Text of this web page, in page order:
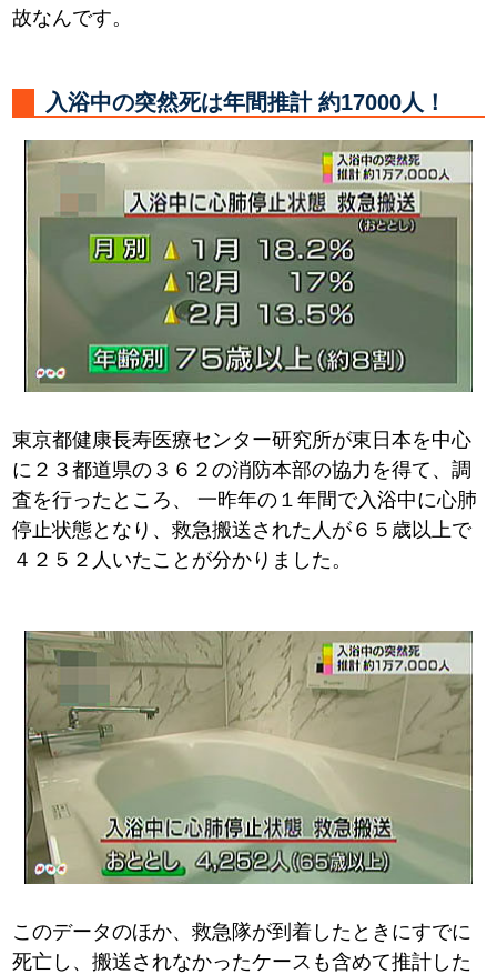
故なんです。
入浴中の突然死は年間推計 約17000人！
東京都健康長寿医療センター研究所が東日本を中心
に２３都道県の３６２の消防本部の協力を得て、調
査を行ったところ、
一昨年の１年間で入浴中に心肺
停止状態となり、救急搬送された人が６５歳以上で
４２５２人いたことが分かりました。
このデータのほか、救急隊が到着したときにすでに
死亡し、搬送されなかったケースも含めて推計した